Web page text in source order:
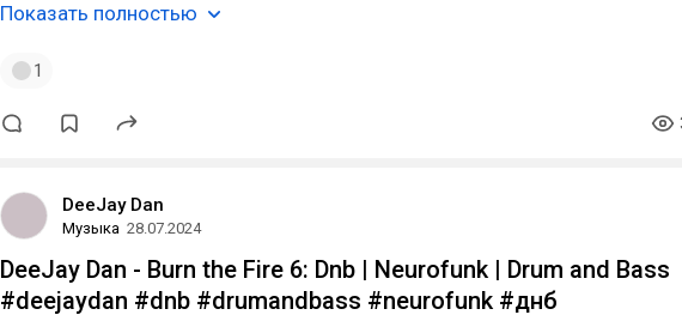
Показать полностью
1
DeeJay Dan
Музыка 28.07.2024
DeeJay Dan - Burn the Fire 6: Dnb | Neurofunk | Drum and Bass
#deejaydan #dnb #drumandbass #neurofunk #днб